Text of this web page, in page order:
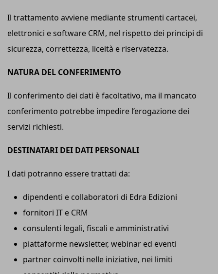
Il trattamento avviene mediante strumenti cartacei,
elettronici e software CRM, nel rispetto dei principi di
sicurezza, correttezza, liceità e riservatezza.
NATURA DEL CONFERIMENTO
Il conferimento dei dati è facoltativo, ma il mancato
conferimento potrebbe impedire l’erogazione dei
servizi richiesti.
DESTINATARI DEI DATI PERSONALI
I dati potranno essere trattati da:
dipendenti e collaboratori di Edra Edizioni
fornitori IT e CRM
consulenti legali, fiscali e amministrativi
piattaforme newsletter, webinar ed eventi
partner coinvolti nelle iniziative, nei limiti